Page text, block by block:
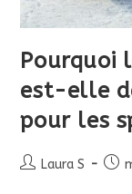
Pourquoi
est-elle
pour les
Auteur/autrice
Laura S